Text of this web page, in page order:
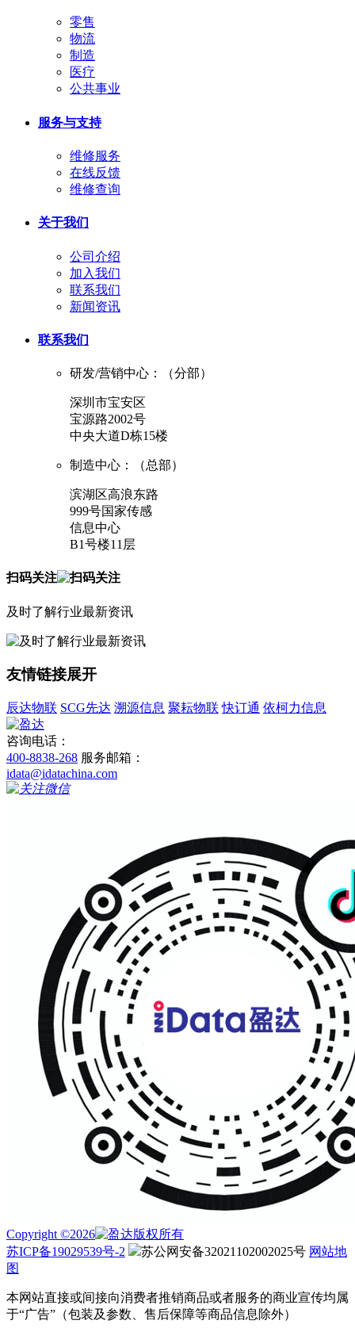
零售
物流
制造
医疗
公共事业
服务与支持
维修服务
在线反馈
维修查询
关于我们
公司介绍
加入我们
联系我们
新闻资讯
联系我们
研发/营销中心：（分部）
深圳市宝安区
宝源路2002号
中央大道D栋15楼
制造中心：（总部）
滨湖区高浪东路
999号国家传感
信息中心
B1号楼11层
扫码关注
及时了解行业最新资讯
友情链接展开
辰达物联 SCG先达 溯源信息 聚耘物联 快订通 依柯力信息
咨询电话：
400-8838-268 服务邮箱：
idata@idatachina.com
Copyright ©2026
版权所有
苏ICP备19029539号-2
苏公网安备32021102002025号 网站地
图
本网站直接或间接向消费者推销商品或者服务的商业宣传均属
于“广告”（包装及参数、售后保障等商品信息除外）